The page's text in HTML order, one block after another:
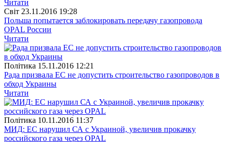
Читати
Свiт 23.11.2016 19:28
Польша попытается заблокировать передачу газопровода
OPAL России
Читати
Полiтика 15.11.2016 12:21
Рада призвала ЕС не допустить строительство газопроводов в
обход Украины
Читати
Полiтика 10.11.2016 11:37
МИД: ЕС нарушил СА с Украиной, увеличив прокачку
российского газа через OPAL